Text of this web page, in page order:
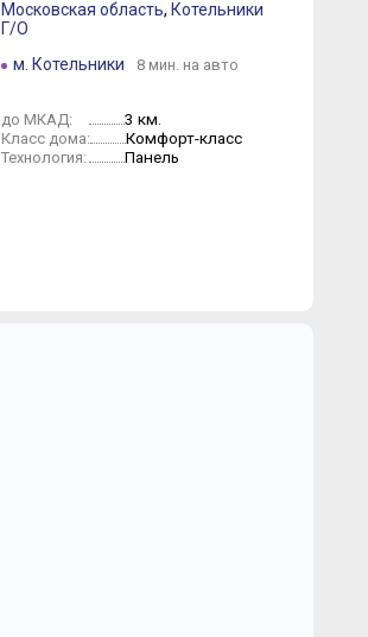
Московская область, Котельники
Г/О
м. Котельники
8 мин. на авто
до МКАД: 3 км.
Класс дома: Комфорт-класс
Технология: Панель